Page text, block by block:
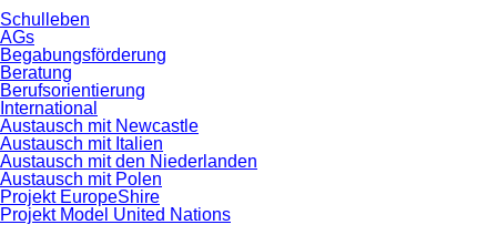
Schulleben
AGs
Begabungsförderung
Beratung
Berufsorientierung
International
Austausch mit Newcastle
Austausch mit Italien
Austausch mit den Niederlanden
Austausch mit Polen
Projekt EuropeShire
Projekt Model United Nations